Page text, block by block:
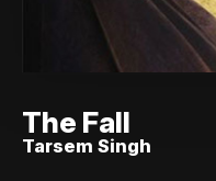
The Fall
Tarsem Singh